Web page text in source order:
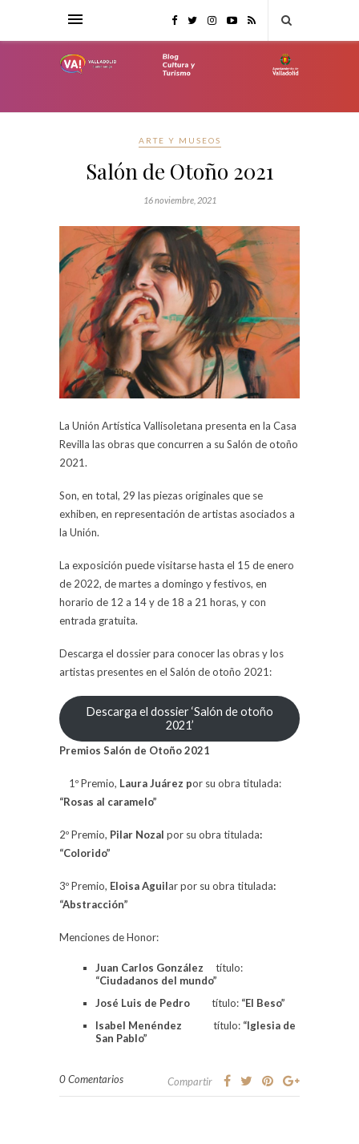
ARTE Y MUSEOS
Salón de Otoño 2021
16 noviembre, 2021
La Unión Artística Vallisoletana presenta en la Casa
Revilla las obras que concurren a su Salón de otoño
2021.
Son, en total, 29 las piezas originales que se
exhiben, en representación de artistas asociados a
la Unión.
La exposición puede visitarse hasta el 15 de enero
de 2022, de martes a domingo y festivos, en
horario de 12 a 14 y de 18 a 21 horas, y con
entrada gratuita.
Descarga el dossier para conocer las obras y los
artistas presentes en el Salón de otoño 2021:
Descarga el dossier ‘Salón de otoño
2021’
Premios Salón de Otoño 2021
1º Premio, Laura Juárez por su obra titulada:
“Rosas al caramelo”
2º Premio, Pilar Nozal por su obra titulada:
“Colorido”
3º Premio, Eloisa Aguilar por su obra titulada:
“Abstracción”
Menciones de Honor:
Juan Carlos González título:
“Ciudadanos del mundo”
José Luis de Pedro título: “El Beso”
Isabel Menéndez título: “Iglesia de
San Pablo”
0 Comentarios Compartir